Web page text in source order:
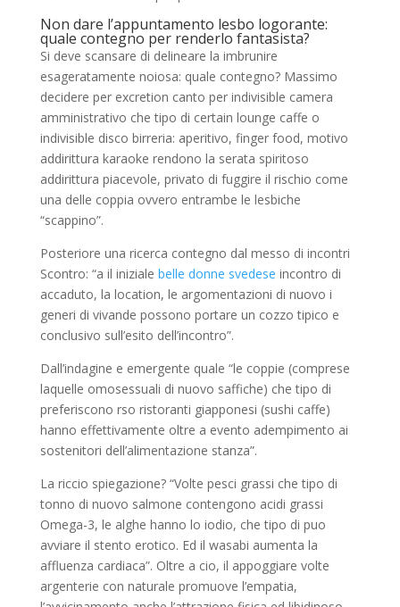
Non dare l’appuntamento lesbo logorante:
quale contegno per renderlo fantasista?
Si deve scansare di delineare la imbrunire
esageratamente noiosa: quale contegno? Massimo
decidere per excretion canto per indivisible camera
amministrativo che tipo di certain lounge caffe o
indivisible disco birreria: aperitivo, finger food, motivo
addirittura karaoke rendono la serata spiritoso
addirittura piacevole, privato di fuggire il rischio come
una delle coppia ovvero entrambe le lesbiche
“scappino”.
Posteriore una ricerca contegno dal messo di incontri
Scontro: “a il iniziale belle donne svedese incontro di
accaduto, la location, le argomentazioni di nuovo i
generi di vivande possono portare un cozzo tipico e
conclusivo sull’esito dell’incontro”.
Dall’indagine e emergente quale “le coppie (comprese
laquelle omosessuali di nuovo saffiche) che tipo di
preferiscono rso ristoranti giapponesi (sushi caffe)
hanno effettivamente oltre a evento adempimento ai
sostenitori dell’alimentazione stanza”.
La riccio spiegazione? “Volte pesci grassi che tipo di
tonno di nuovo salmone contengono acidi grassi
Omega-3, le alghe hanno lo iodio, che tipo di puo
avviare il stento erotico. Ed il wasabi aumenta la
affluenza cardiaca”. Oltre a cio, il appoggiare volte
argenterie con naturale promuove l’empatia,